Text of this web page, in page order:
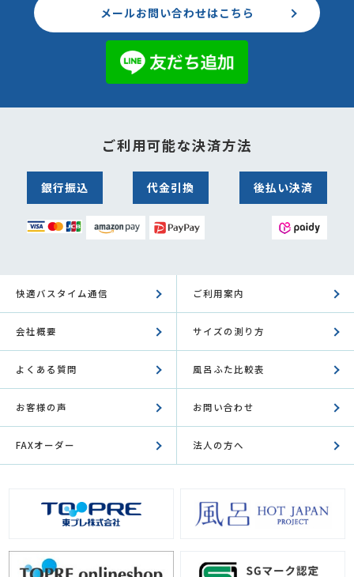
メールお問い合わせはこちら
ご利用可能な決済方法
銀行振込 代金引換 後払い決済
快適バスタイム通信 ご利用案内
会社概要 サイズの測り方
よくある質問 風呂ふた比較表
お客様の声 お問い合わせ
FAXオーダー 法人の方へ